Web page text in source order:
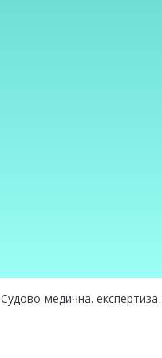
Судово-медична. експертиза